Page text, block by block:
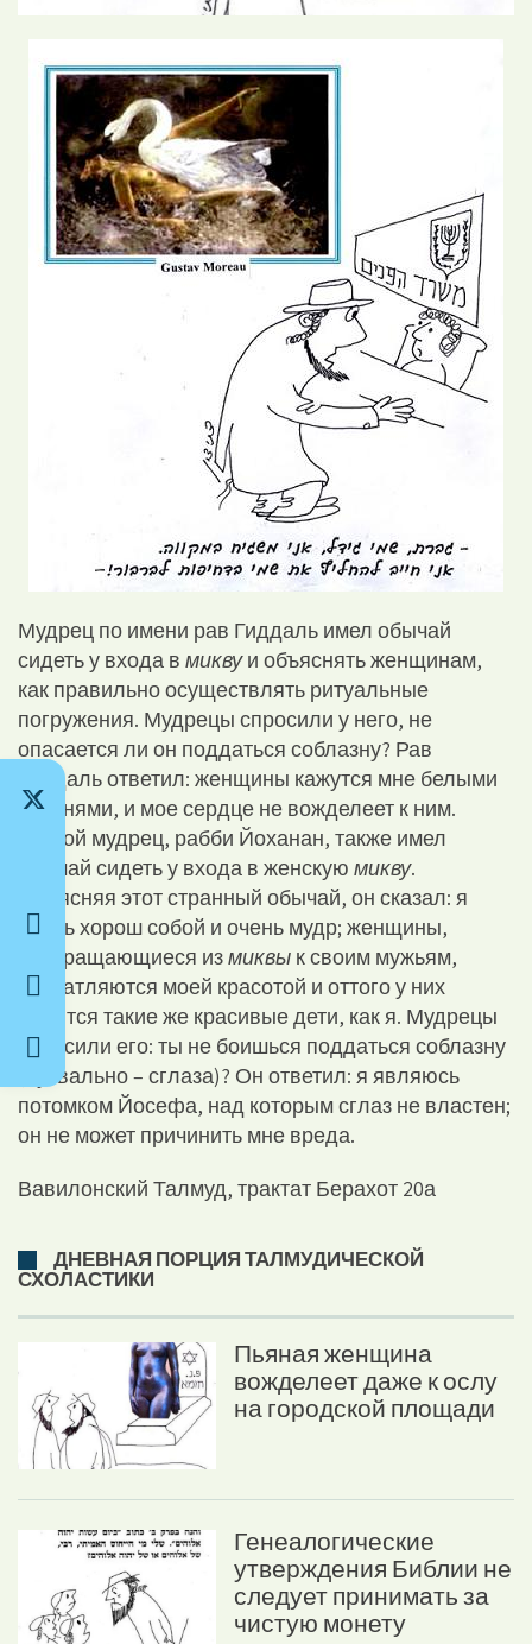
Мудрец по имени рав Гиддаль имел обычай
сидеть у входа в миквуи объяснять женщинам,
как правильно осуществлять ритуальные
погружения. Мудрецы спросили у него, не
опасается ли он поддаться соблазну? Рав
Гиддаль ответил: женщины кажутся мне белыми
гусынями, и мое сердце не вожделеет к ним.
Другой мудрец, рабби Йоханан, также имел
обычай сидеть у входа в женскую микву.
Объясняя этот странный обычай, он сказал: я
очень хорош собой и очень мудр; женщины,
возвращающиеся измиквы к своим мужьям,
впечатляются моей красотой и оттого у них
родятся такие же красивые дети, как я. Мудрецы
спросили его: ты не боишься поддаться соблазну
(буквально – сглаза)? Он ответил: я являюсь
потомком Йосефа, над которым сглаз не властен;
он не может причинить мне вреда.
Вавилонский Талмуд, трактат Берахот 20а
ДНЕВНАЯ ПОРЦИЯ ТАЛМУДИЧЕСКОЙ
СХОЛАСТИКИ
Пьяная женщина
вожделеет даже к ослу
на городской площади
Генеалогические
утверждения Библии не
следует принимать за
чистую монету